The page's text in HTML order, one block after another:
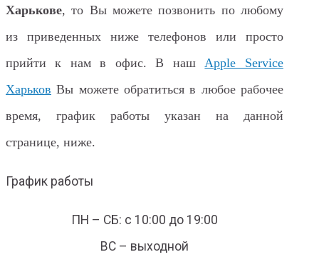
Харькове, то Вы можете позвонить по любому
из приведенных ниже телефонов или просто
прийти к нам в офис. В нашApple Service
Харьков Вы можете обратиться в любое рабочее
время, график работы указан на данной
странице, ниже.
График работы
ПН – СБ: с 10:00 до 19:00
ВС – выходной